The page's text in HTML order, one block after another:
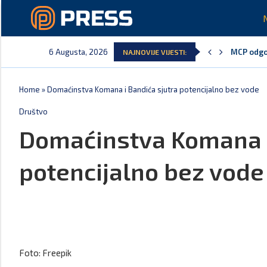
6 Augusta, 2026 NAJNOVIJE VIJESTI:
MCP
Andrić:
Spajić:
Vučić
Poreska
Laković:
Home »Domaćinstva Komana i Bandića sjutra potencijalno bez vode
Društvo
Domaćinstva
potencijalno bez vode
Foto: Freepik